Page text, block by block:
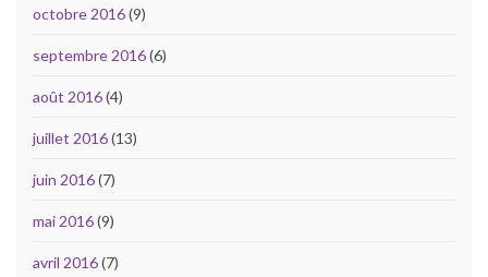
octobre 2016(9)
septembre 2016(6)
août 2016(4)
juillet 2016(13)
juin 2016(7)
mai 2016(9)
avril 2016(7)